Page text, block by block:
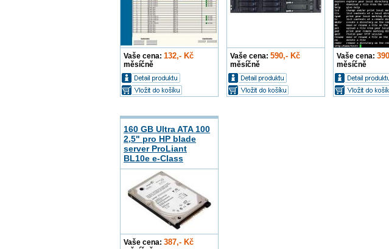
Vaše cena: 132,- Kč
měsíčně
Vaše cena: 590,- Kč
měsíčně
Vaše cena:
měsíčně
160 GB Ultra ATA 100
2,5" pro HP blade
server ProLiant
BL10e e-Class
Vaše cena: 387,- Kč